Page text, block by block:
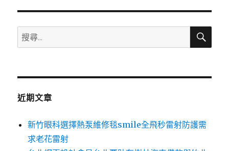
搜
尋
鍵
搜
近期文章
新竹眼科選擇熱泵維修毯smile全飛秒雷射防護需
求老花雷射